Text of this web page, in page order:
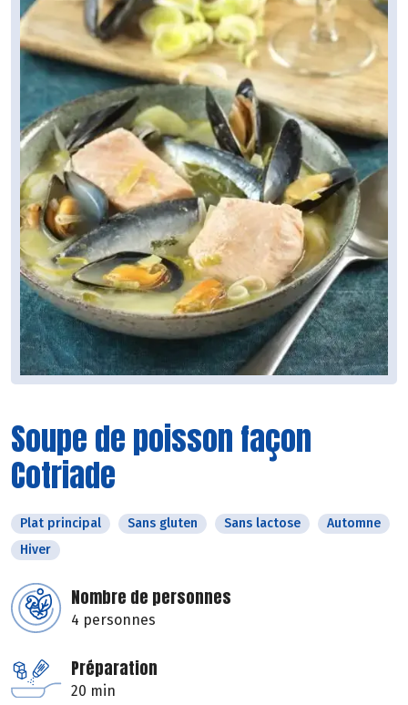
Soupe de poisson façon
Cotriade
Plat principal Sans gluten Sans lactose
Automne
Hiver
Nombre de personnes
4 personnes
Préparation
20 min